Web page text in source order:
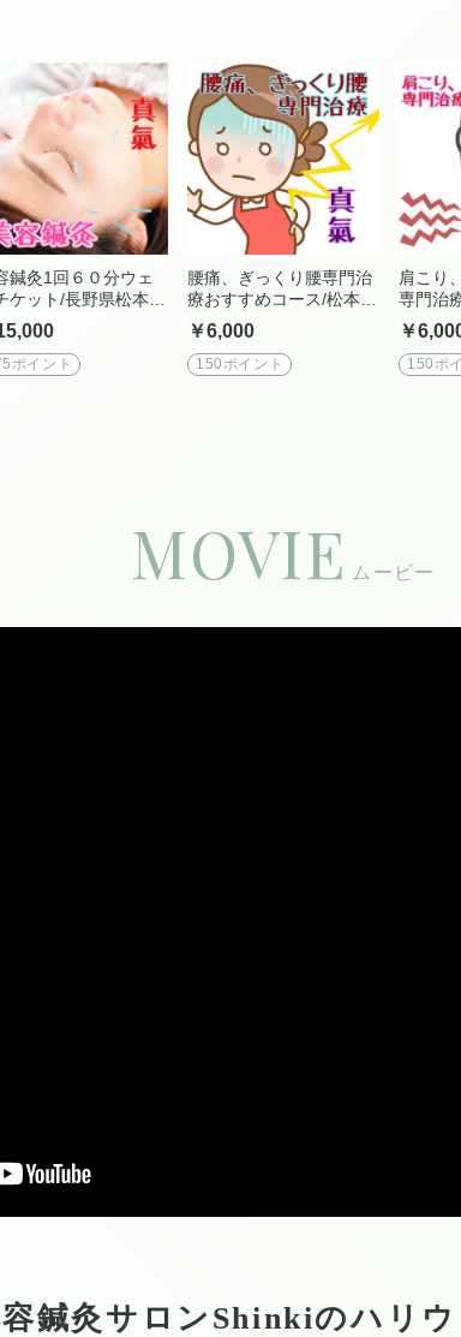
鍼灸1回６０分ウェ
ケット/長野県松本市
鍼灸サロンShinkiの
鍼灸はしみ、しわ、
みの改善、フェイス
ポイント
腰痛、ぎっくり腰専門治
療おすすめコース/松本市
総合治療院真氣
￥6,000
150ポイント
肩こり
専門治
松本市
￥
150ポ
MOVIE
鍼灸サロンShinkiのハリ